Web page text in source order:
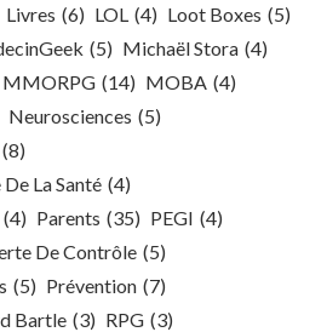
Livres (6) LOL (4) Loot Boxes (5)
(5) Michaël Stora (4)
MMORPG (14) MOBA (4)
Neurosciences (5)
(8)
La Santé (4)
(4) Parents (35) PEGI (4)
De Contrôle (5)
(5) Prévention (7)
Bartle (3) RPG (3)